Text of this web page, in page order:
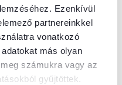
Ezenkívül
partnereinkkel
vonatkozó
más olyan
számukra vagy az
gyűjtöttek.